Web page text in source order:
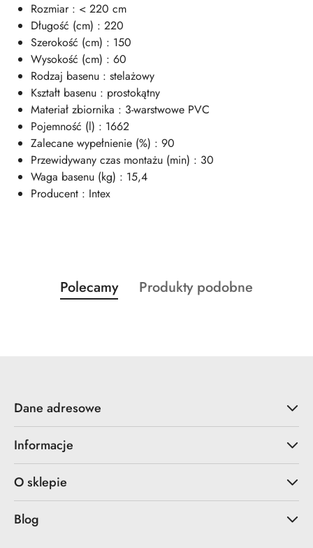
Rozmiar : < 220 cm
Długość (cm) : 220
Szerokość (cm) : 150
Wysokość (cm) : 60
Rodzaj basenu : stelażowy
Kształt basenu : prostokątny
Materiał zbiornika : 3-warstwowe PVC
Pojemność (l) : 1662
Zalecane wypełnienie (%) : 90
Przewidywany czas montażu (min) : 30
Waga basenu (kg) : 15,4
Producent : Intex
Pomiń karuzelę produktów
Produkty
o
Polecamy
Produkty
Produkty podobne
Dane adresowe
Informacje
O sklepie
Blog